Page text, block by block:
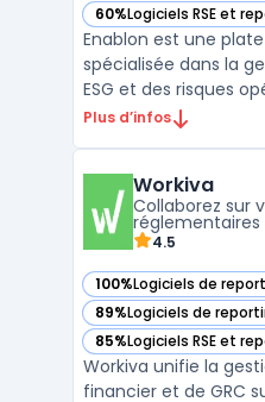
60%Logiciels RSE et
— voir Enablon dans
Enablon est une
spécialisée dans la
ESG et des risques
pour centraliser la
gouvernance,
entreprises de se
mon ...
Plus d’infos
Workiva
Collaborez sur
4.5
100%Logiciels de
— voir Workiva dans
89%Logiciels de
— voir Workiva dans
85%Logiciels RSE et
— voir Workiva dans
Workiva unifie la
financier et de GRC